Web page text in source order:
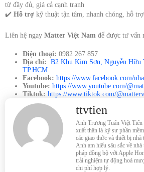
từ đầy đủ, giá cả cạnh tranh
✔️ Hỗ trợ kỹ thuật tận tâm, nhanh chóng, hỗ
Liên hệ ngay Matter Việt Nam để được tư vấn
Điện thoại: 0982 267 857
Địa chỉ: B2 Khu Kim Sơn, Nguyễn Hữu
TP.HCM
Facebook: https://www.facebook.com/
Youtube: https://www.youtube.com/
Tiktok: https://www.tiktok.com/
ttvtien
Anh Trương Tuấn Việt Tiến
xuất thân là kỹ sư phần
các giao thức và thiết bị
Anh am hiểu sâu sắc về
pháp đồng bộ với Apple
trải nghiệm tự động hoá
chi phí hợp lý.